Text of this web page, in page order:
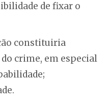
de fixar o
constituiria
crime, em especial